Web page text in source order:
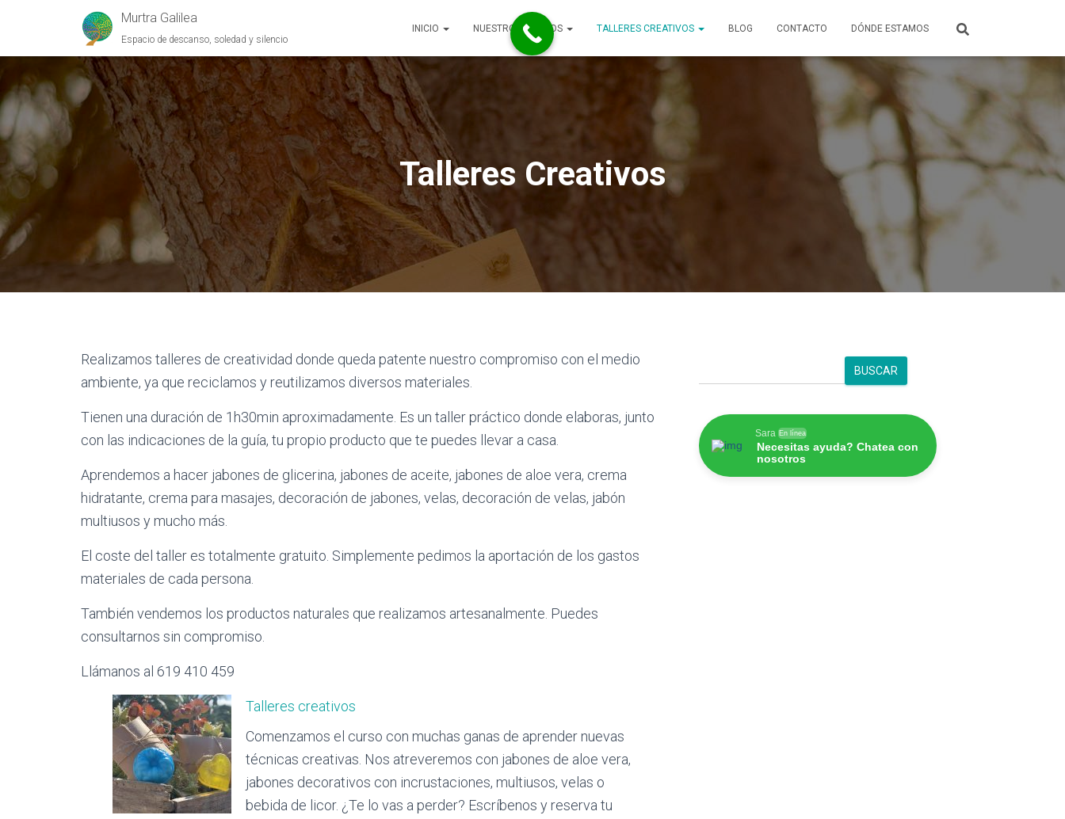
Murtra Galilea
Espacio de descanso, soledad y silencio
INICIO NUESTROS RETIROS TALLERES CREATIVOS BLOG CONTACTO DÓNDE ESTAMOS
Talleres Creativos
Realizamos talleres de creatividad donde queda patente nuestro compromiso con el medio
ambiente, ya que reciclamos y reutilizamos diversos materiales.
Tienen una duración de 1h30min aproximadamente. Es un taller práctico donde elaboras, junto
con las indicaciones de la guía, tu propio producto que te puedes llevar a casa.
Aprendemos a hacer jabones de glicerina, jabones de aceite, jabones de aloe vera, crema
hidratante, crema para masajes, decoración de jabones, velas, decoración de velas, jabón
multiusos y mucho más.
El coste del taller es totalmente gratuito. Simplemente pedimos la aportación de los gastos
materiales de cada persona.
También vendemos los productos naturales que realizamos artesanalmente. Puedes
consultarnos sin compromiso.
Llámanos al 619 410 459
Talleres creativos
Comenzamos el curso con muchas ganas de aprender nuevas
técnicas creativas. Nos atreveremos con jabones de aloe vera,
jabones decorativos con incrustaciones, multiusos, velas o
bebida de licor. ¿Te lo vas a perder? Escríbenos y reserva tu
u
a
r
BUSCAR
Sara En línea
Necesitas ayuda? Chatea con
nosotros